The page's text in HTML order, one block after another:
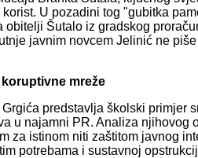
U pozadini tog "gubitka
Šutalo iz gradskog
javnim novcem Jelinić ne
mreže
predstavlja školski primjer
u najamni PR. Analiza njihovog
za istinom niti zaštitom javnog
potrebama i sustavnoj